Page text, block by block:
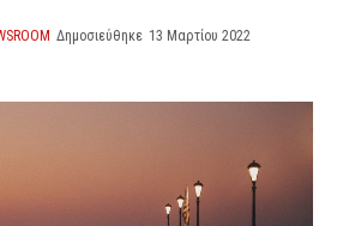
Δημοσιεύθηκε 13 Μαρτίου 2022